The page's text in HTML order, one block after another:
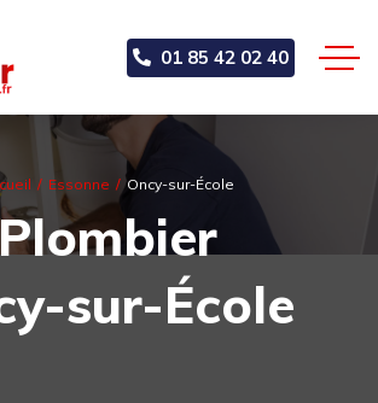
01 85 42 02 40
Essonne Oncy-sur-École
sur-École